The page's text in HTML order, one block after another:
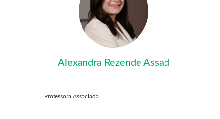
Alexandra Rezende Assad
Professora Associada